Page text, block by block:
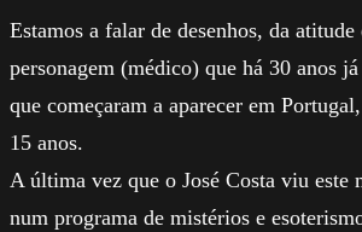
Estamos a falar de desenhos, da atitude
personagem (médico) que há 30 anos
que começaram a aparecer em
15 anos.
A última vez que o José Costa viu este
num programa de mistérios e